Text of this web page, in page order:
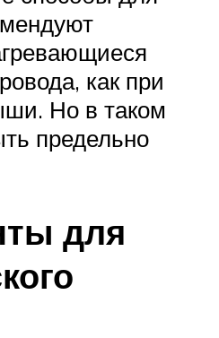
как при
Но в таком
предельно
для